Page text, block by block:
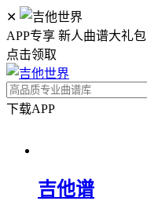
✕
APP专享 新人曲谱大礼包
点击领取
下载APP
吉他谱